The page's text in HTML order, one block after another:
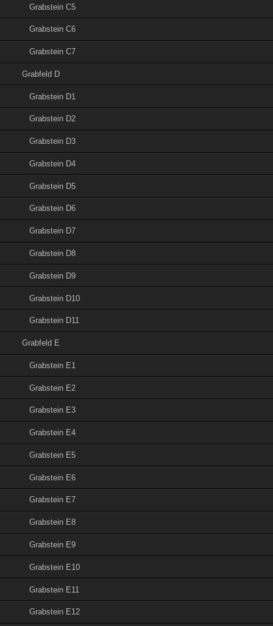
Grabstein C5
Grabstein C6
Grabstein C7
Grabfeld D
Grabstein D1
Grabstein D2
Grabstein D3
Grabstein D4
Grabstein D5
Grabstein D6
Grabstein D7
Grabstein D8
Grabstein D9
Grabstein D10
Grabstein D11
Grabfeld E
Grabstein E1
Grabstein E2
Grabstein E3
Grabstein E4
Grabstein E5
Grabstein E6
Grabstein E7
Grabstein E8
Grabstein E9
Grabstein E10
Grabstein E11
Grabstein E12